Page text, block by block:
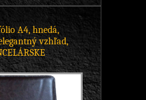
A4, hnedá,
vzhľad,